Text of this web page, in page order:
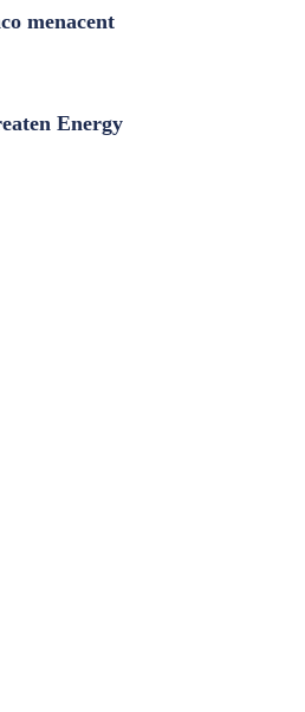
menacent
Energy